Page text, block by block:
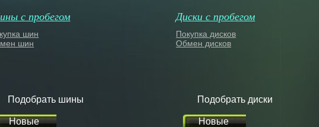
с пробегом
шин
шин
Диски с пробегом
Покупка дисков
Обмен дисков
Подобрать шины
Новые
Подобрать диски
Новые